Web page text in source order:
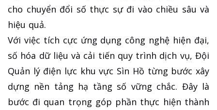
cho chuyển đổi số thực sự đi vào chiều sâu và
hiệu quả.
Với việc tích cực ứng dụng công nghệ hiện đại,
số hóa dữ liệu và cải tiến quy trình dịch vụ, Đội
Quản lý điện lực khu vực Sìn Hồ từng bước xây
dựng nền tảng hạ tầng số vững chắc. Đây là
bước đi quan trọng góp phần thực hiện thành